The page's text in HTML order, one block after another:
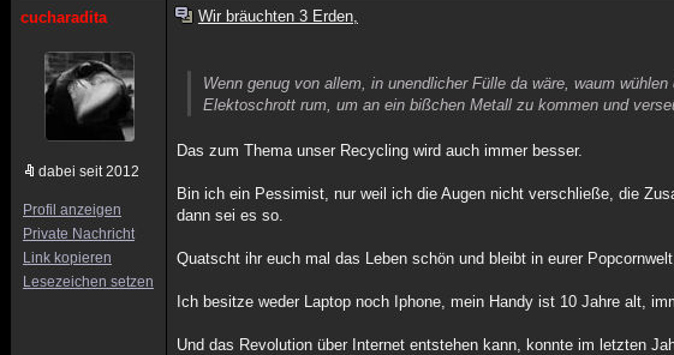
cucharadita
dabei seit 2012
Profil anzeigen
Private Nachricht
Link kopieren
Lesezeichen setzen
Wir bräuchten 3 Erden,
Wenn genug von allem, in unendlicher Fülle da wäre, waum
Elektoschrott rum, um an ein bißchen Metall zu kommen und
Das zum Thema unser Recycling wird auch immer besser.
Bin ich ein Pessimist, nur weil ich die Augen nicht verschließe, die
dann sei es so.
Quatscht ihr euch mal das Leben schön und bleibt in eurer
Ich besitze weder Laptop noch Iphone, mein Handy ist 10 Jahre alt,
Und das Revolution über Internet entstehen kann, konnte im letzten